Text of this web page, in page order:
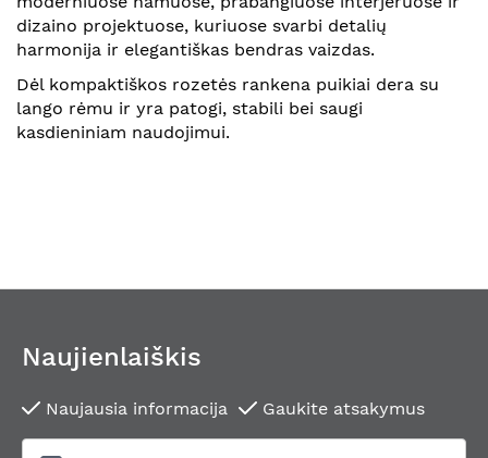
dizaino projektuose, kuriuose svarbi detalių
harmonija ir elegantiškas bendras vaizdas.
Dėl kompaktiškos rozetės rankena puikiai dera su
lango rėmu ir yra patogi, stabili bei saugi
kasdieniniam naudojimui.
Naujienlaiškis
Naujausia informacija Gaukite atsakymus